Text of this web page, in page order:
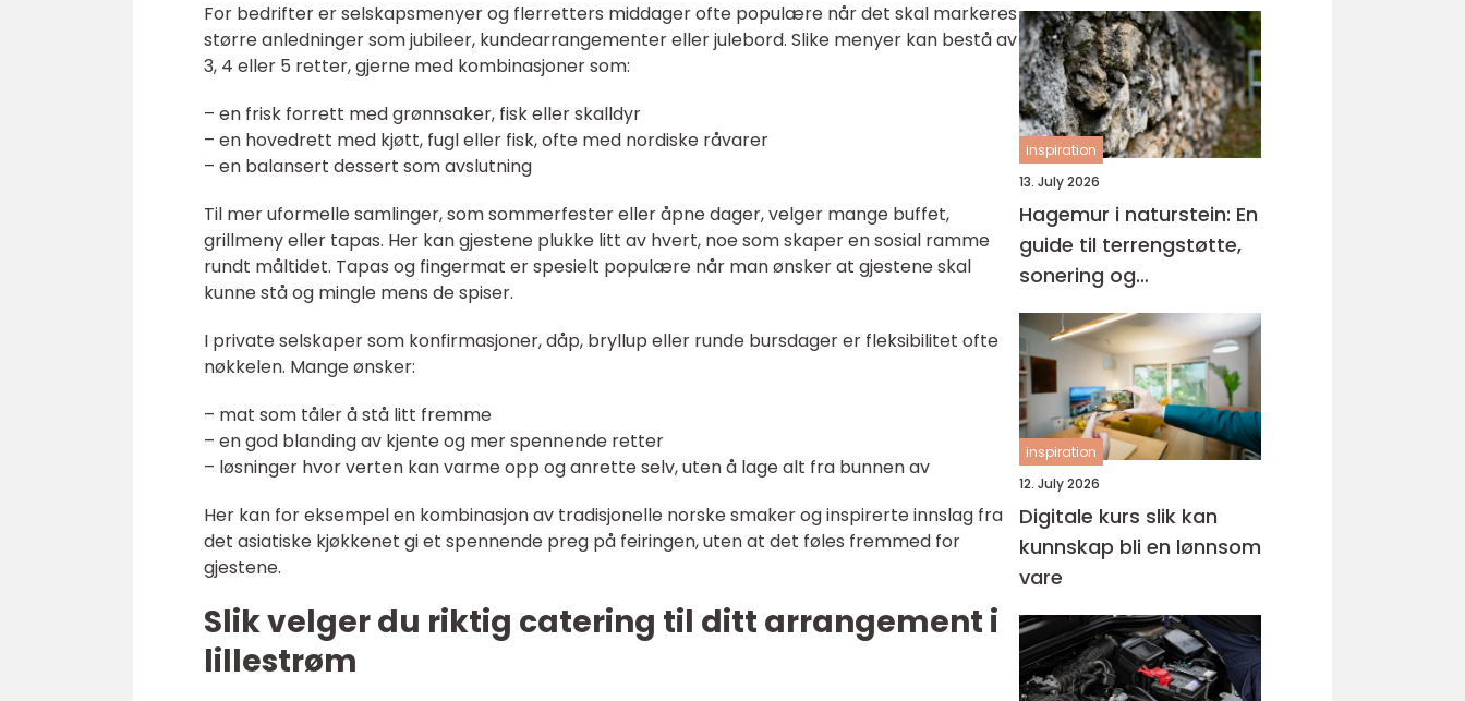
For bedrifter er selskapsmenyer og flerretters middager ofte populære når det skal markeres
større anledninger som jubileer, kundearrangementer eller julebord. Slike menyer kan bestå av
3, 4 eller 5 retter, gjerne med kombinasjoner som:
– en frisk forrett med grønnsaker, fisk eller skalldyr
– en hovedrett med kjøtt, fugl eller fisk, ofte med nordiske råvarer
– en balansert dessert som avslutning
Til mer uformelle samlinger, som sommerfester eller åpne dager, velger mange buffet,
grillmeny eller tapas. Her kan gjestene plukke litt av hvert, noe som skaper en sosial ramme
rundt måltidet. Tapas og fingermat er spesielt populære når man ønsker at gjestene skal
kunne stå og mingle mens de spiser.
I private selskaper som konfirmasjoner, dåp, bryllup eller runde bursdager er fleksibilitet ofte
nøkkelen. Mange ønsker:
– mat som tåler å stå litt fremme
– en god blanding av kjente og mer spennende retter
– løsninger hvor verten kan varme opp og anrette selv, uten å lage alt fra bunnen av
Her kan for eksempel en kombinasjon av tradisjonelle norske smaker og inspirerte innslag fra
det asiatiske kjøkkenet gi et spennende preg på feiringen, uten at det føles fremmed for
gjestene.
Slik velger du riktig catering til ditt arrangement i
lillestrøm
inspiration
13. July 2026
Hagemur i naturstein: En
guide til terrengstøtte,
sonering og
materialvalg
inspiration
12. July 2026
Digitale kurs slik kan
kunnskap bli en lønnsom
vare